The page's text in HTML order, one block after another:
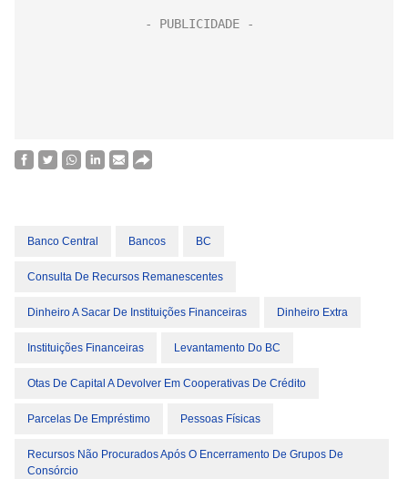
Banco Central Bancos BC
Consulta De Recursos Remanescentes
Dinheiro A Sacar De Instituições Financeiras Dinheiro Extra
Instituições Financeiras Levantamento Do BC
Otas De Capital A Devolver Em Cooperativas De Crédito
Parcelas De Empréstimo Pessoas Físicas
Recursos Não Procurados Após O Encerramento De Grupos De
Consórcio